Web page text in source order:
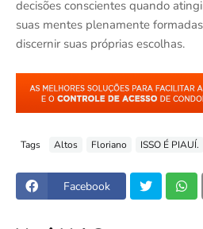
decisões conscientes quando
suas mentes plenamente
discernir suas próprias escolhas.
Tags Altos Floriano ISSO É PIAUÍ.
Facebook